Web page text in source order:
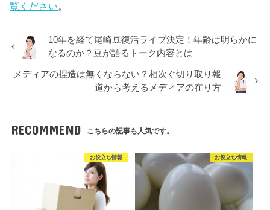
覧ください。
10年を経て尾崎豆復活ライブ決定！年齢は明らかに
なるのか？豆が語るトーク内容とは
メディアの捏造は無くならない？相次ぐ切り取り報
道から考えるメディアの在り方
RECOMMEND こちらの記事も人気です。
お役立ち情報 お役立ち情報